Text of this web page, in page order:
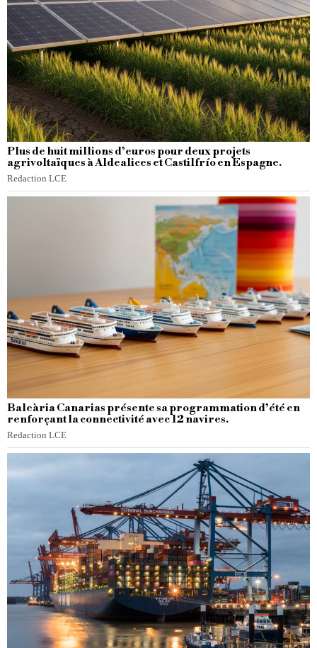
Plus de huit millions d’euros pour deux projets
agrivoltaïques à Aldealices et Castilfrío en Espagne.
Redaction LCE
Baleària Canarias présente sa programmation d’été en
renforçant la connectivité avec 12 navires.
Redaction LCE